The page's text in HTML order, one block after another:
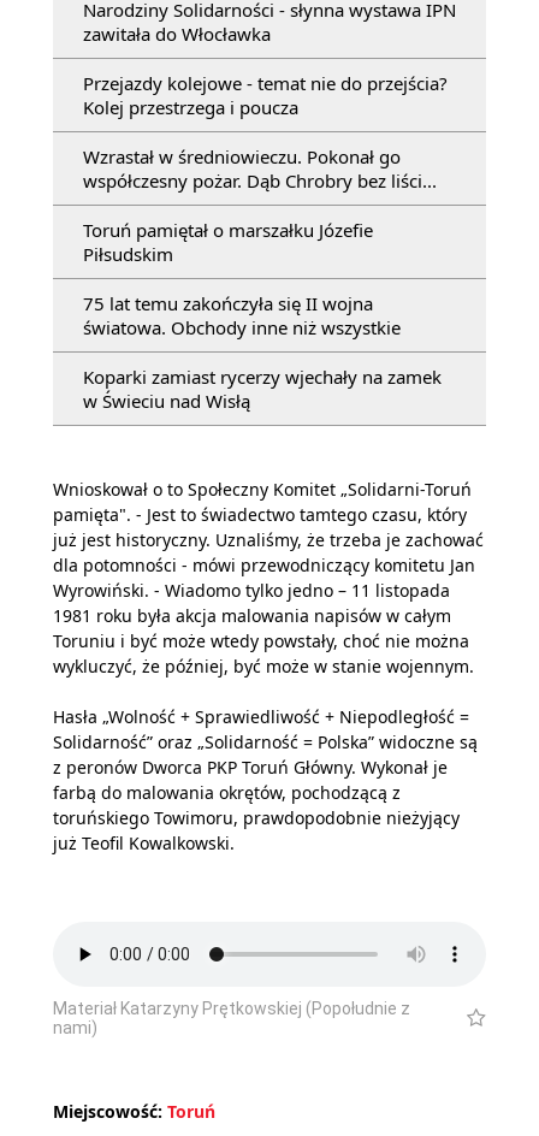
Narodziny Solidarności - słynna wystawa IPN
zawitała do Włocławka
Przejazdy kolejowe - temat nie do przejścia?
Kolej przestrzega i poucza
Wzrastał w średniowieczu. Pokonał go
współczesny pożar. Dąb Chrobry bez liści...
Toruń pamiętał o marszałku Józefie
Piłsudskim
75 lat temu zakończyła się II wojna
światowa. Obchody inne niż wszystkie
Koparki zamiast rycerzy wjechały na zamek
w Świeciu nad Wisłą
Wnioskował o to Społeczny Komitet „Solidarni-Toruń
pamięta". - Jest to świadectwo tamtego czasu, który
już jest historyczny. Uznaliśmy, że trzeba je zachować
dla potomności - mówi przewodniczący komitetu Jan
Wyrowiński. - Wiadomo tylko jedno – 11 listopada
1981 roku była akcja malowania napisów w całym
Toruniu i być może wtedy powstały, choć nie można
wykluczyć, że później, być może w stanie wojennym.
Hasła „Wolność + Sprawiedliwość + Niepodległość =
Solidarność” oraz „Solidarność = Polska” widoczne są
z peronów Dworca PKP Toruń Główny. Wykonał je
farbą do malowania okrętów, pochodzącą z
toruńskiego Towimoru, prawdopodobnie nieżyjący
już Teofil Kowalkowski.
Materiał Katarzyny Prętkowskiej (Popołudnie z
nami)
Miejscowość: Toruń